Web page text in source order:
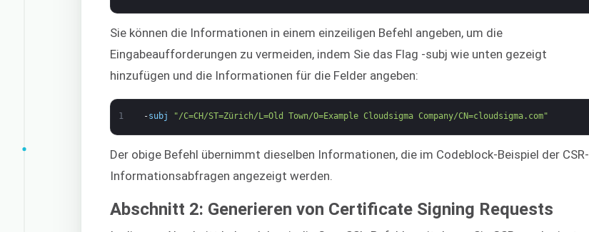
Sie können die Informationen in einem einzeiligen Befehl angeben, um die
Eingabeaufforderungen zu vermeiden, indem Sie das Flag -subj wie unten gezeigt
hinzufügen und die Informationen für die Felder angeben:
1 -subj "/C=CH/ST=Zürich/L=Old Town/O=Example Cloudsigma Company/CN=cloudsigma.com"
Der obige Befehl übernimmt dieselben Informationen, die im Codeblock-Beispiel der CSR-
Informationsabfragen angezeigt werden.
Abschnitt 2: Generieren von Certificate Signing Requests